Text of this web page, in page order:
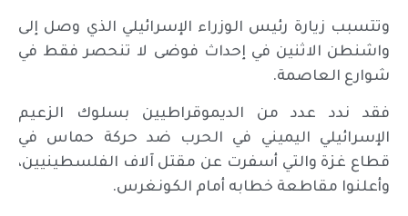
وتتسبب زيارة رئيس الوزراء الإسرائيلي الذي وصل إلى
واشنطن الاثنين في إحداث فوضى لا تنحصر فقط في
شوارع العاصمة.
فقد ندد عدد من الديموقراطيين بسلوك الزعيم
الإسرائيلي اليميني في الحرب ضد حركة حماس في
قطاع غزة والتي أسفرت عن مقتل آلاف الفلسطينيين،
وأعلنوا مقاطعة خطابه أمام الكونغرس.